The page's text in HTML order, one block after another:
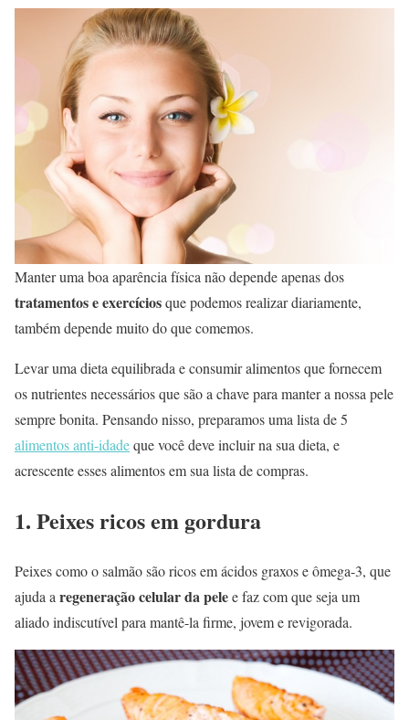
Manter uma boa aparência física não depende apenas dos
tratamentos e exercíciosque podemos realizar diariamente,
também depende muito do que comemos.
Levar uma dieta equilibrada e consumir alimentos que fornecem
os nutrientes necessários que são a chave para manter a nossa pele
sempre bonita. Pensando nisso, preparamos uma lista de 5
alimentos anti-idadeque você deve incluir na sua dieta, e
acrescente esses alimentos em sua lista de compras.
1. Peixes ricos em gordura
Peixes como o salmão são ricos em ácidos graxos e ômega-3, que
ajuda a regeneração celular da pelee faz com que seja um
aliado indiscutível para mantê-la firme, jovem e revigorada.